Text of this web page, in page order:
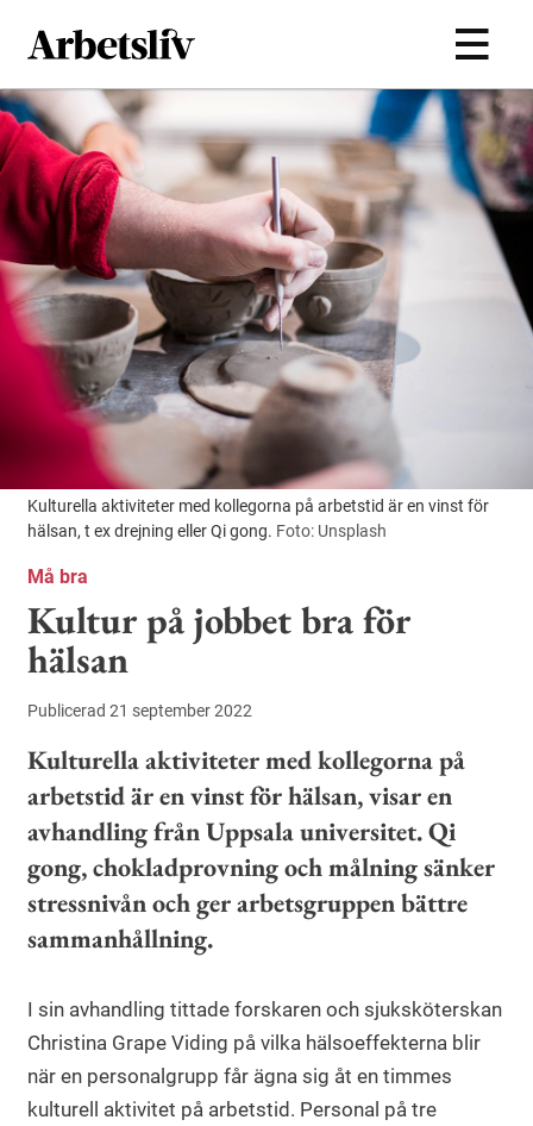
Hoppa till huvudinnehållet
Kulturella aktiviteter med kollegorna på arbetstid är en vinst för
hälsan, t ex drejning eller Qi gong. Foto: Unsplash
Må bra
Kultur på jobbet bra för
hälsan
Publicerad 21 september 2022
Kulturella aktiviteter med kollegorna på
arbetstid är en vinst för hälsan, visar en
avhandling från Uppsala universitet. Qi
gong, chokladprovning och målning sänker
stressnivån och ger arbetsgruppen bättre
sammanhållning.
I sin avhandling tittade forskaren och sjuksköterskan
Christina Grape Viding på vilka hälsoeffekterna blir
när en personalgrupp får ägna sig åt en timmes
kulturell aktivitet på arbetstid. Personal på tre